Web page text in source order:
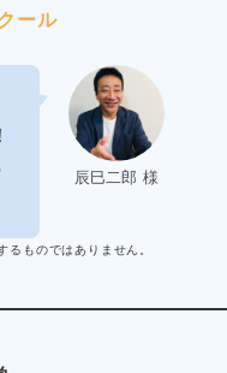
ール
辰巳二郎 様
ありません。